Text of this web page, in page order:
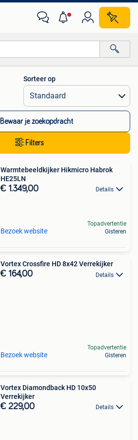
Alle afstanden…
Sorteer op
Bewaar je zoekopdracht
Filters
Warmtebeeldkijker Hikmicro Habrok
HE25LN
€ 1.349,00 Details
Bezoek website
Topadvertentie
Gisteren
Vortex Crossfire HD 8x42 Verrekijker
€ 164,00 Details
Bezoek website
Topadvertentie
Gisteren
Vortex Diamondback HD 10x50
Verrekijker
€ 229,00 Details